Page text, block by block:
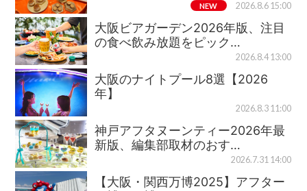
NEW 2026.8.6 15:00
大阪ビアガーデン2026年版、注目
の食べ飲み放題をピック…
2026.8.4 13:00
大阪のナイトプール8選【2026
年】
2026.8.3 11:00
神戸アフタヌーンティー2026年最
新版、編集部取材のおす…
2026.7.31 14:00
【大阪・関西万博2025】アフター